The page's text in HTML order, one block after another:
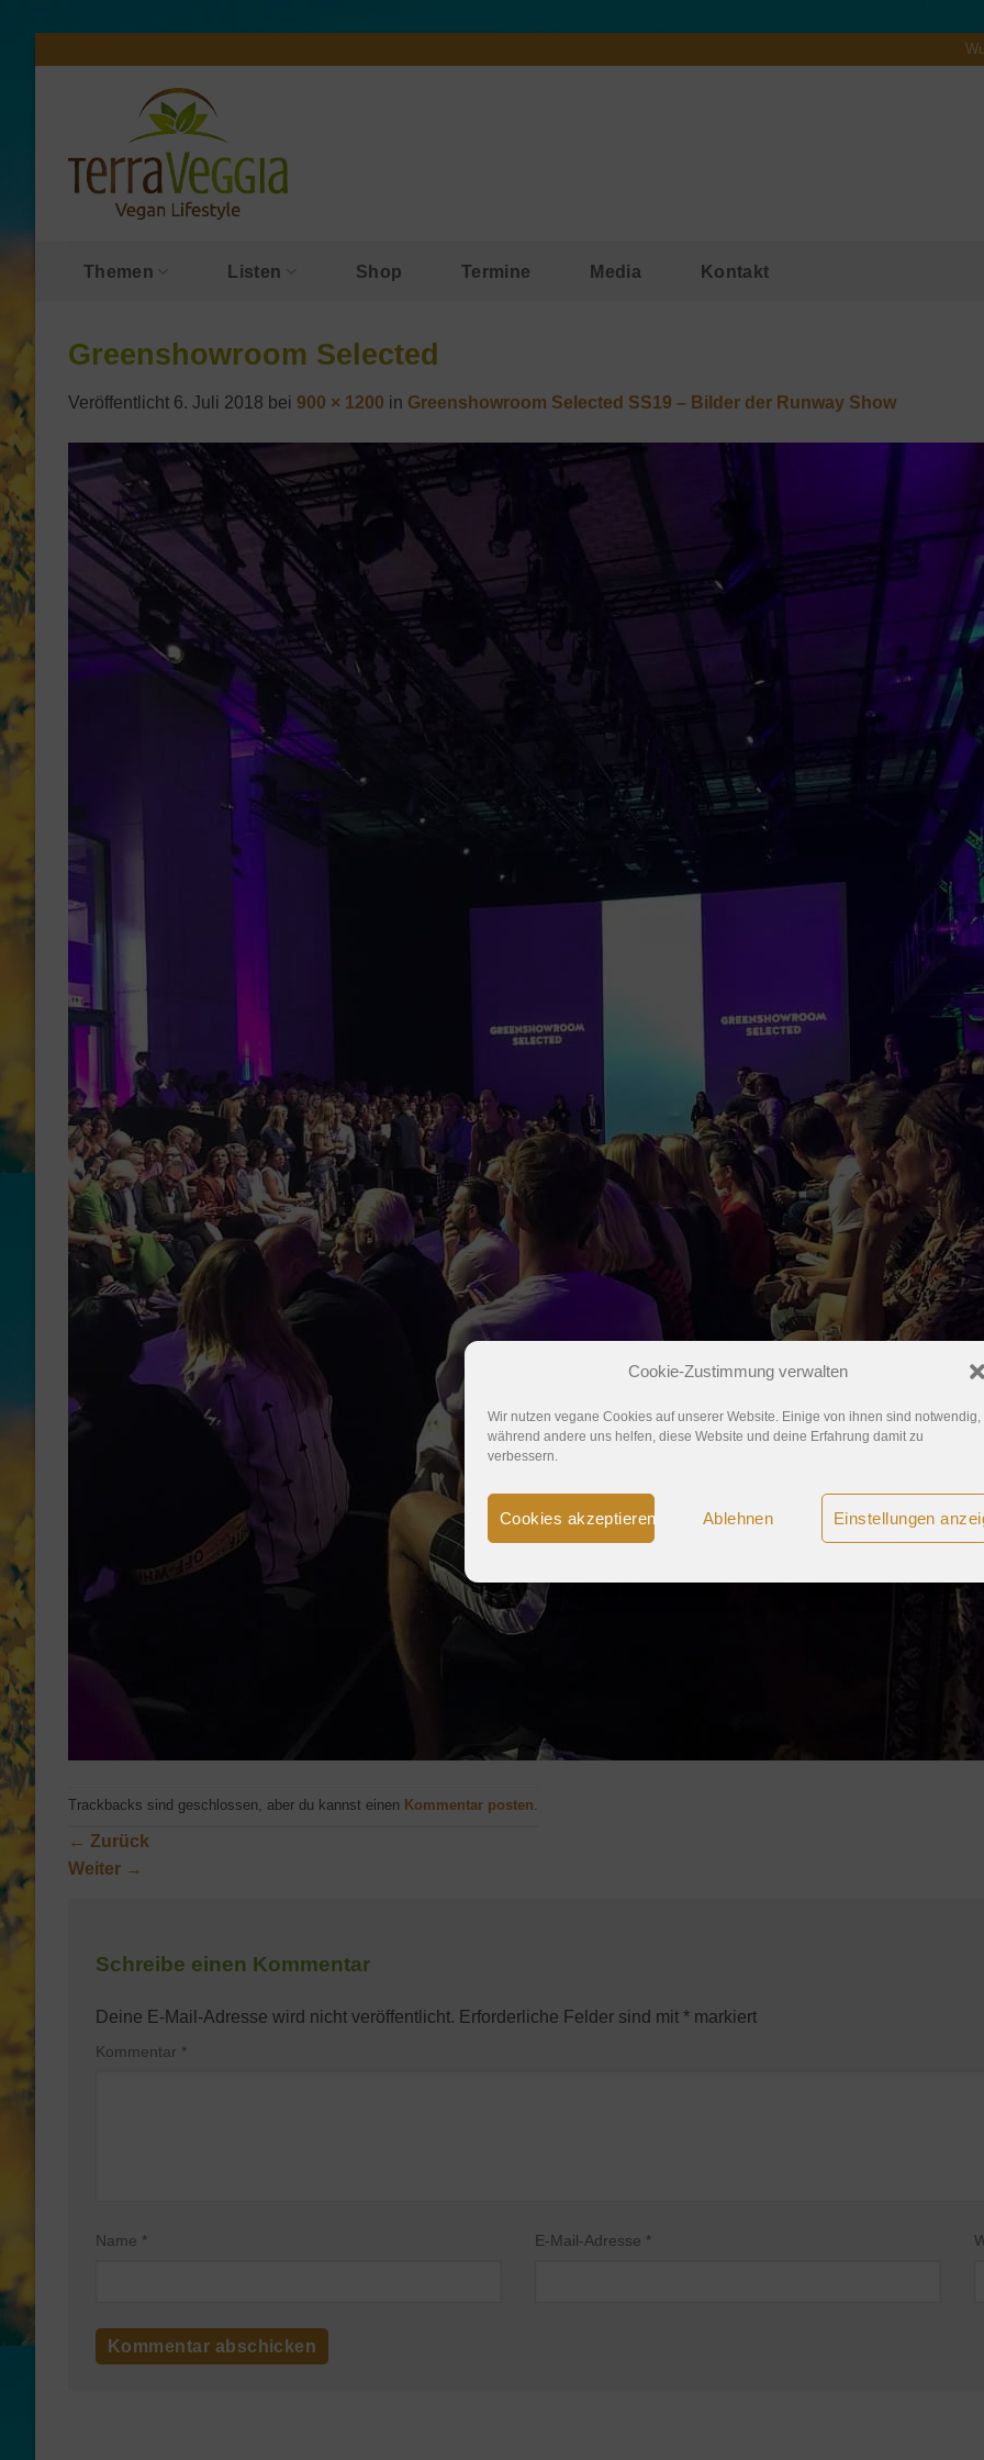
Cookie-Zustimmung verwalten
Wir nutzen vegane Cookies auf unserer Website. Einige von ihnen sind notwendig,
während andere uns helfen, diese Website und deine Erfahrung damit zu
verbessern.
Cookies akzeptieren Ablehnen Einstellungen
Themen Listen Shop Termine Media Kontakt
Greenshowroom Selected
Veröffentlicht 6. Juli 2018 bei 900 × 1200 in Greenshowroom Selected SS19 – Bilder der Runway Show
Trackbacks sind geschlossen, aber du kannst einen Kommentar posten
← Zurück
Weiter →
Schreibe einen Kommentar
Deine E-Mail-Adresse wird nicht veröffentlicht. Erforderliche Felder sind mit * markiert
Kommentar *
Name * E-Mail-Adresse *